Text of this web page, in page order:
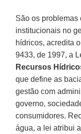
São os
institucionais no
hídricos, acredita
9433, de 1997, a
Recursos
que define as
gestão com
governo,
consumidores.
água, a lei atribui